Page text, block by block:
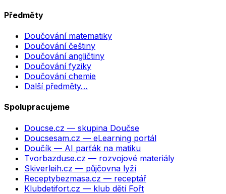
Předměty
Doučování matematiky
Doučování češtiny
Doučování angličtiny
Doučování fyziky
Doučování chemie
Další předměty…
Spolupracujeme
Doucse.cz — skupina Doučse
Doucsesam.cz — eLearning portál
Doučík — AI parťák na matiku
Tvorbazduse.cz — rozvojové materiály
Skiverleih.cz — půjčovna lyží
Receptybezmasa.cz — receptář
Klubdetifort.cz — klub dětí Fořt